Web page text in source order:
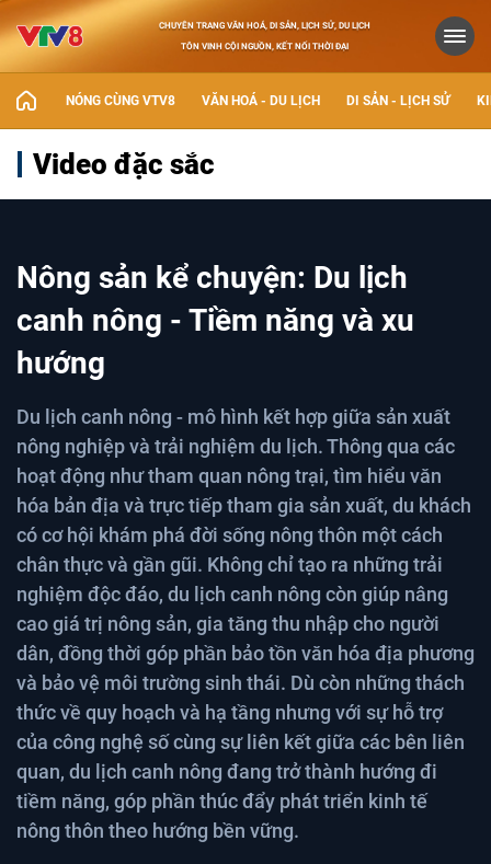
CHUYÊN TRANG VĂN HOÁ, DI SẢN, LỊCH SỬ, DU LỊCH
TÔN VINH CỘI NGUỒN, KẾT NỐI THỜI ĐẠI
NÓNG CÙNG VTV8 VĂN HOÁ - DU LỊCH DI SẢN - LỊCH SỬ
Video đặc sắc
Nông sản kể chuyện: Du lịch
canh nông - Tiềm năng và xu
hướng
Du lịch canh nông - mô hình kết hợp giữa sản xuất
nông nghiệp và trải nghiệm du lịch. Thông qua các
hoạt động như tham quan nông trại, tìm hiểu văn
hóa bản địa và trực tiếp tham gia sản xuất, du khách
có cơ hội khám phá đời sống nông thôn một cách
chân thực và gần gũi. Không chỉ tạo ra những trải
nghiệm độc đáo, du lịch canh nông còn giúp nâng
cao giá trị nông sản, gia tăng thu nhập cho người
dân, đồng thời góp phần bảo tồn văn hóa địa phương
và bảo vệ môi trường sinh thái. Dù còn những thách
thức về quy hoạch và hạ tầng nhưng với sự hỗ trợ
của công nghệ số cùng sự liên kết giữa các bên liên
quan, du lịch canh nông đang trở thành hướng đi
tiềm năng, góp phần thúc đẩy phát triển kinh tế
nông thôn theo hướng bền vững.